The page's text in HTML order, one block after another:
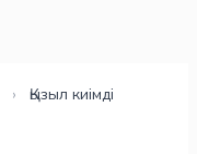
›
Қызыл киімді